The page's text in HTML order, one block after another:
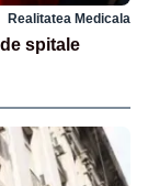
Realitatea Medicala
spitale